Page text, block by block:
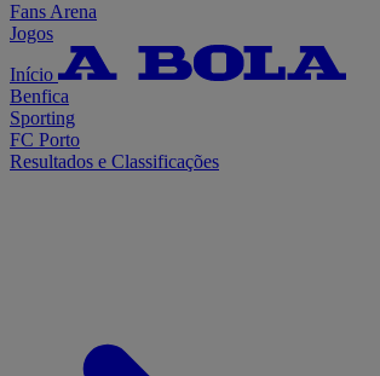
Fans Arena
Jogos
Início
Benfica
Sporting
FC Porto
Resultados e Classificações